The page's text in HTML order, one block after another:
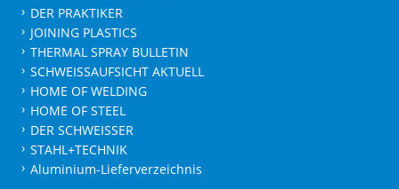
DER PRAKTIKER
JOINING PLASTICS
THERMAL SPRAY BULLETIN
SCHWEISSAUFSICHT AKTUELL
HOME OF WELDING
HOME OF STEEL
DER SCHWEISSER
STAHL+TECHNIK
Aluminium-Lieferverzeichnis